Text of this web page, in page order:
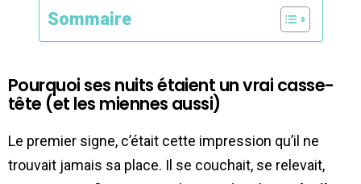
Sommaire
Pourquoi ses nuits étaient un vrai casse-
tête (et les miennes aussi)
Le premier signe, c’était cette impression qu’il ne
trouvait jamais sa place. Il se couchait, se relevait,